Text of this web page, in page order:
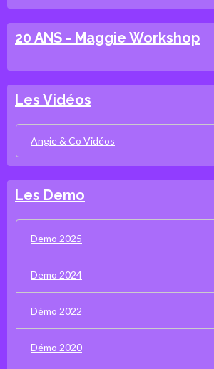
20 ANS - Maggie Workshop
Les Vidéos
Angie & Co Vidéos
Les Demo
Demo 2025
Demo 2024
Démo 2022
Démo 2020